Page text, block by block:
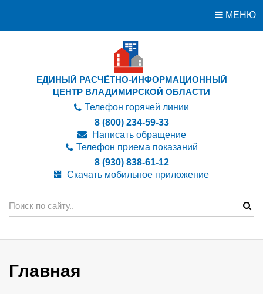
МЕНЮ
ЕДИНЫЙ РАСЧЁТНО-ИНФОРМАЦИОННЫЙ
ЦЕНТР ВЛАДИМИРСКОЙ ОБЛАСТИ
Телефон горячей линии
8 (800) 234-59-33
Написать обращение
Телефон приема показаний
8 (930) 838-61-12
Скачать мобильное приложение
Главная